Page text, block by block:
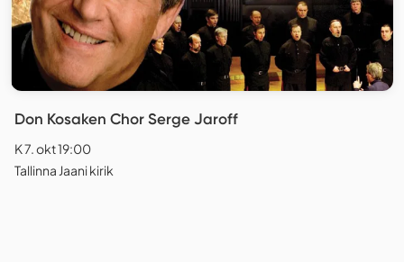
Don Kosaken Chor Serge Jaroff
K 7. okt 19:00
Tallinna Jaani kirik